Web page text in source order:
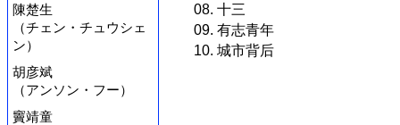
陳楚生
（チェン・チュウシェ
ン）
胡彦斌
（アンソン・フー）
竇靖童
08. 十三
09. 有志青年
10. 城市背后